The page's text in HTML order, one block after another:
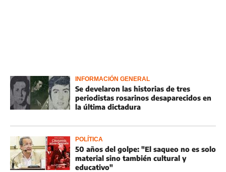
INFORMACIÓN GENERAL
Se develaron las historias de tres
periodistas rosarinos desaparecidos en
la última dictadura
POLÍTICA
50 años del golpe: "El saqueo no es solo
material sino también cultural y
educativo"